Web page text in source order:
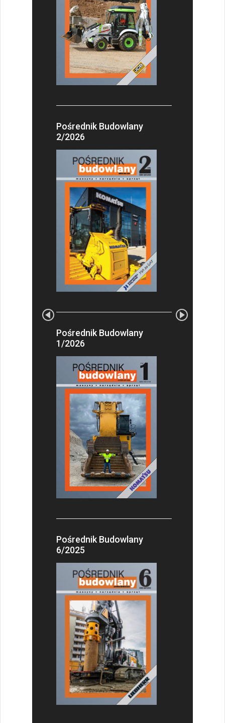
Pośrednik Budowlany
2/2026
Pośrednik Budowlany
1/2026
Pośrednik Budowlany
6/2025